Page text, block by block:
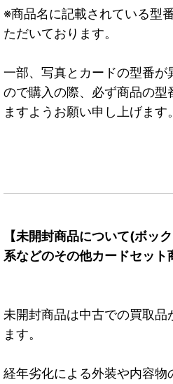
※商品名に記載されている型
ただいております。
一部、写真とカードの型番が
ので購入の際、必ず商品の型
ますようお願い申し上げます。
【未開封商品について(ボッ
系などのその他カードセット
未開封商品は中古での買取
ます。
経年劣化による外装や内容